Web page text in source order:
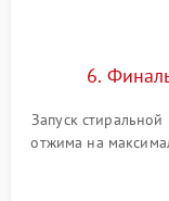
6.
Запуск
отжима на
корректности